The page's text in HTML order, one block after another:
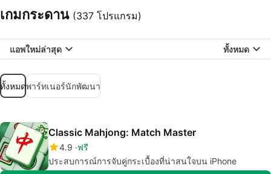
เกมกระดาน (337 โปรแกรม)
แอพใหม่ล่าสุด ทั้งหมด
ทั้งหมดพาร์ทเนอร์นักพัฒนา
Classic Mahjong: Match Master
4.9 ฟรี
ประสบการณ์การจับคู่กระเบื้องที่น่าสนใจบน iPhone